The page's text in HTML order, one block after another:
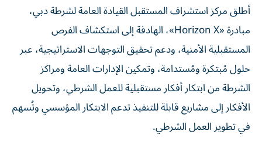
أطلق مركز استشراف المستقبل القيادة العامة لشرطة دبي،
مبادرة «Horizon X»، الهادفة إلى استكشاف الفرص
المستقبلية الأمنية، ودعم تحقيق التوجهات الاستراتيجية، عبر
حلول مُبتكرة ومُستدامة، وتمكين الإدارات العامة ومراكز
الشرطة من ابتكار أفكار مستقبلية للعمل الشرطي، وتحويل
الأفكار إلى مشاريع قابلة للتنفيذ تدعم الابتكار المؤسسي وتُسهم
في تطوير العمل الشرطي.